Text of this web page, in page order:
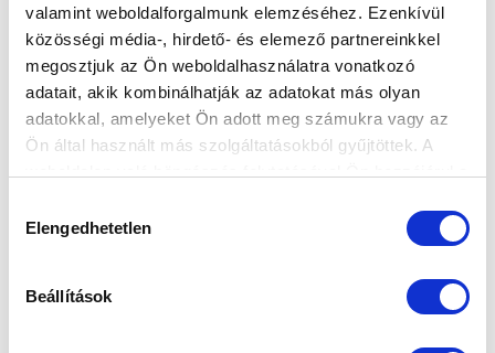
valamint weboldalforgalmunk elemzéséhez. Ezenkívül
közösségi média-, hirdető- és elemező partnereinkkel
megosztjuk az Ön weboldalhasználatra vonatkozó
adatait, akik kombinálhatják az adatokat más olyan
adatokkal, amelyeket Ön adott meg számukra vagy az
Ön által használt más szolgáltatásokból gyűjtöttek. A
kiválasztása
Elengedhetetlen
Beállítások
A belga élvonalban szereplő Zulte-Waregem
átigazolási díjért szerződtette Átrok...